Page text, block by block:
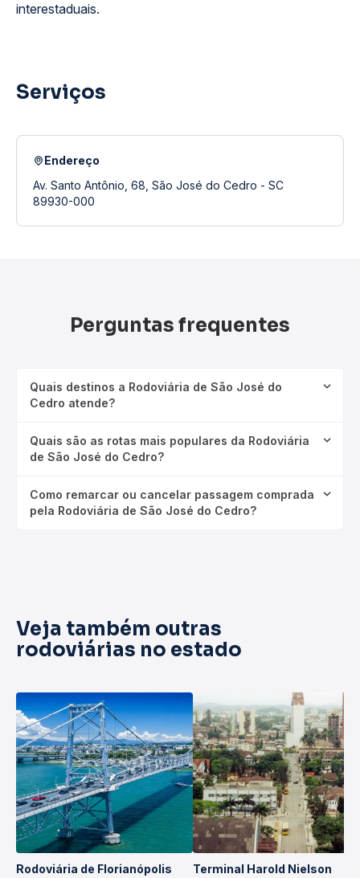
interestaduais.
Serviços
Endereço
Av. Santo Antônio, 68, São José do Cedro - SC
89930-000
Perguntas frequentes
Quais destinos a Rodoviária de São José do
Cedro atende?
Quais são as rotas mais populares da Rodoviária
de São José do Cedro?
Como remarcar ou cancelar passagem comprada
pela Rodoviária de São José do Cedro?
Veja também outras
rodoviárias no estado
Rodoviária de Florianópolis Terminal Harold Nielson